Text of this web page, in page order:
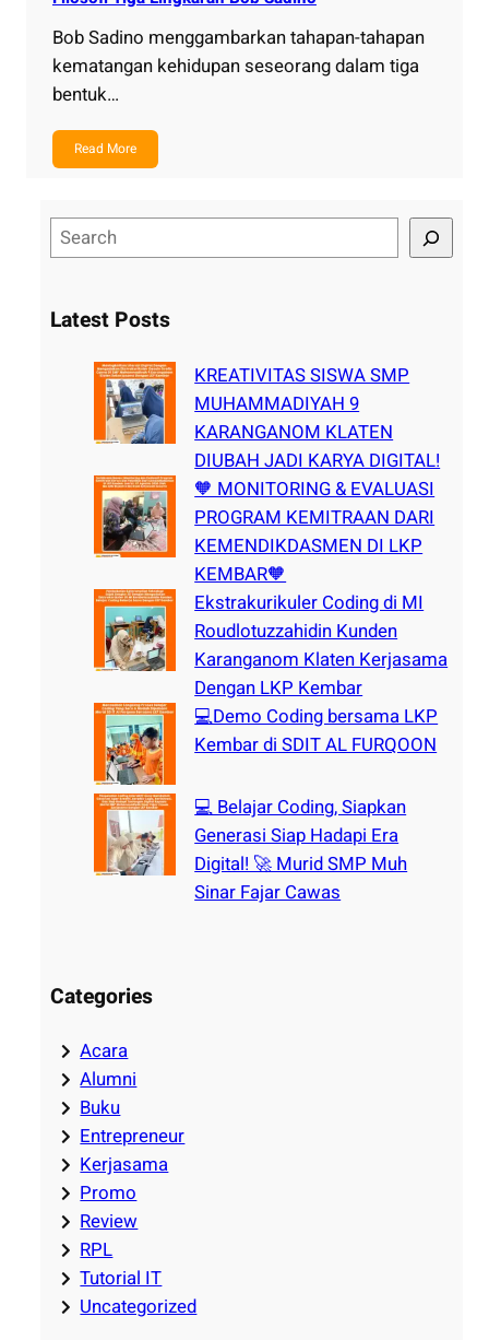
Bob Sadino menggambarkan tahapan-tahapan
kematangan kehidupan seseorang dalam tiga
bentuk…
Read More
e
rLatest Posts
KREATIVITAS SISWA SMP
MUHAMMADIYAH 9
KARANGANOM KLATEN
DIUBAH JADI KARYA DIGITAL!
🧡 MONITORING & EVALUASI
PROGRAM KEMITRAAN DARI
KEMENDIKDASMEN DI LKP
KEMBAR🧡
Ekstrakurikuler Coding di MI
Roudlotuzzahidin Kunden
Karanganom Klaten Kerjasama
Dengan LKP Kembar
💻Demo Coding bersama LKP
Kembar di SDIT AL FURQOON
💻 Belajar Coding, Siapkan
Generasi Siap Hadapi Era
Digital! 🚀 Murid SMP Muh
Sinar Fajar Cawas
Categories
Acara
Alumni
Buku
Entrepreneur
Kerjasama
Promo
Review
RPL
Tutorial IT
Uncategorized